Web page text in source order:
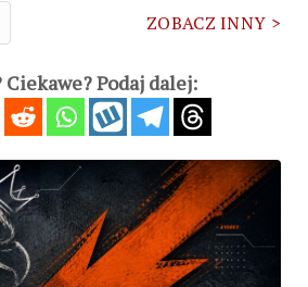
ZOBACZ INNY >
Ciekawe? Podaj dalej: